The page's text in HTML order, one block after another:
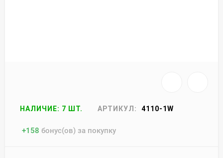
НАЛИЧИЕ: 7 ШТ. АРТИКУЛ: 4110-1W
+158 бонус(ов) за покупку